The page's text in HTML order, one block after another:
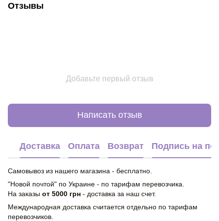
Отзывы
Добавьте первый отзыв
Написать отзыв
Доставка Оплата Возврат Подпись на
Самовывоз из нашего магазина - бесплатно.
"Новой почтой" по Украине - по тарифам перевозчика.
На заказы от 5000 грн - доставка за наш счет.
Международная доставка считается отдельно по тарифам
перевозчиков.